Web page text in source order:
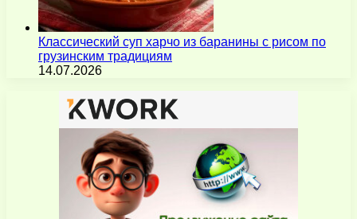
Классический суп харчо из баранины с рисом по
грузинским традициям
14.07.2026